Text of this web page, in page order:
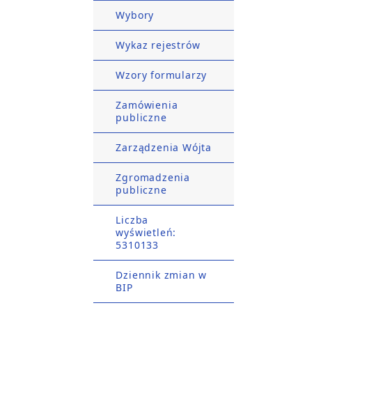
Wybory
Wykaz rejestrów
Wzory formularzy
Zamówienia
publiczne
Zarządzenia Wójta
Zgromadzenia
publiczne
Liczba
wyświetleń:
5310133
Dziennik zmian w
BIP